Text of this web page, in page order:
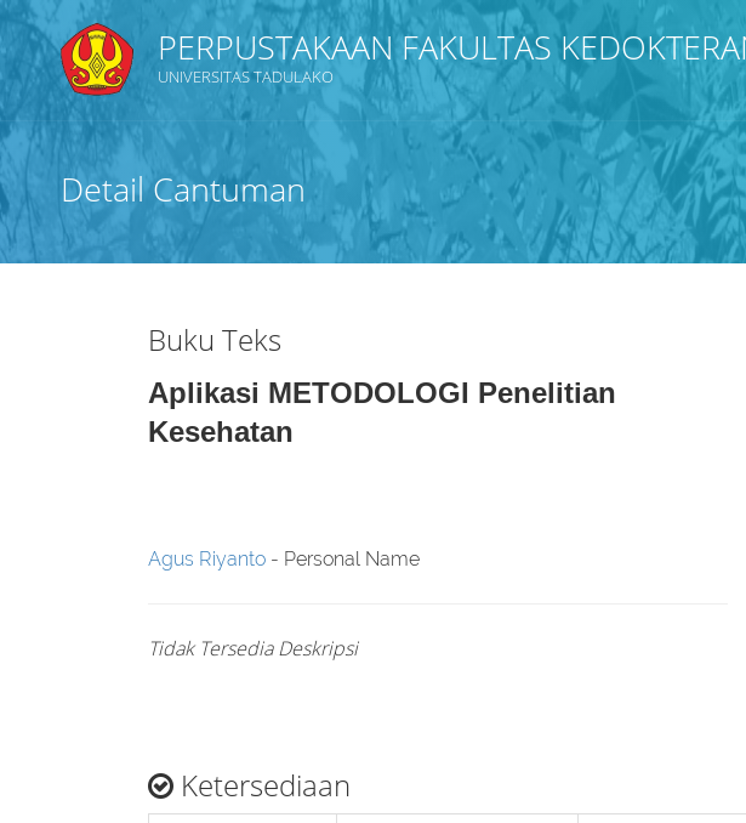
PERPUSTAKAAN FAKULTAS
UNIVERSITAS TADULAKO
Detail Cantuman
Buku Teks
Aplikasi METODOLOGI Penelitian
Kesehatan
Agus Riyanto - Personal Name
Tidak Tersedia Deskripsi
Ketersediaan
Judul
Subyek